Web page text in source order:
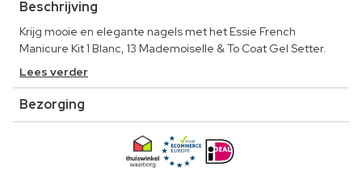
Beschrijving
Krijg mooie en elegante nagels met het Essie French
Manicure Kit 1 Blanc, 13 Mademoiselle & To Coat Gel Setter.
Lees verder
Bezorging